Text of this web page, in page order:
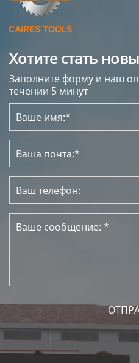
Хотите стать
Заполните форму и наш
течении 5 минут